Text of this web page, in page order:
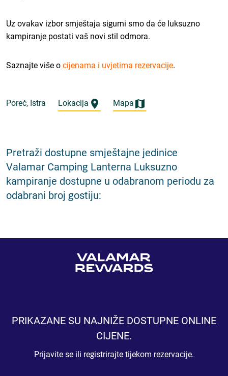
Uz ovakav izbor smještaja sigurni smo da će luksuzno
kampiranje postati vaš novi stil odmora.
Saznajte više o cijenama i uvjetima rezervacije.
Poreč, Istra Lokacija Mapa
Pretraži dostupne smještajne jedinice
Valamar Camping Lanterna Luksuzno
kampiranje dostupne u odabranom periodu za
odabrani broj gostiju:
PRIKAZANE SU NAJNIŽE DOSTUPNE ONLINE
CIJENE.
Prijavite se ili registrirajte tijekom rezervacije.